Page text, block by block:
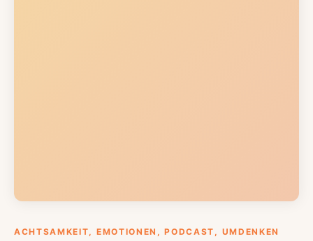
ACHTSAMKEIT, EMOTIONEN , PODCAST , UMDENKEN